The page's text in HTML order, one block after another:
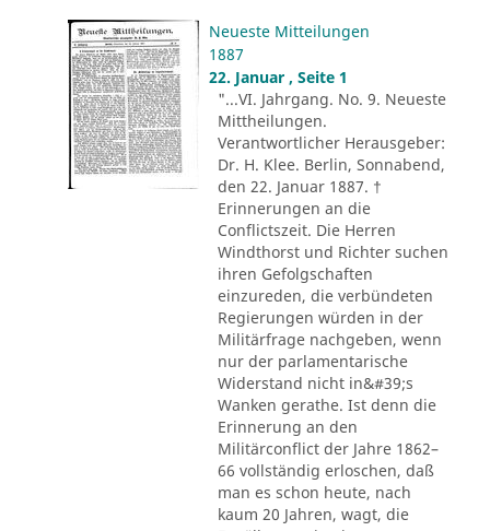
Neueste Mitteilungen
1887
22. Januar , Seite 1
"...VI. Jahrgang. No. 9. Neueste
Mittheilungen.
Verantwortlicher Herausgeber:
Dr. H. Klee. Berlin, Sonnabend,
den 22. Januar 1887. †
Erinnerungen an die
Conflictszeit. Die Herren
Windthorst und Richter suchen
ihren Gefolgschaften
einzureden, die verbündeten
Regierungen würden in der
Militärfrage nachgeben, wenn
nur der parlamentarische
Widerstand nicht in&#39;s
Wanken gerathe. Ist denn die
Erinnerung an den
Militärconflict der Jahre 1862–
66 vollständig erloschen, daß
man es schon heute, nach
kaum 20 Jahren, wagt, die